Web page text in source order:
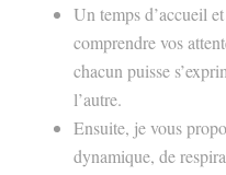
Un temps d’accueil
comprendre vos
chacun puisse
l’autre.
Ensuite, je vous
dynamique, de